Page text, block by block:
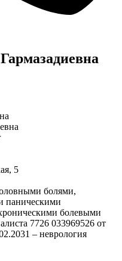
5
болями,
паническими
болевыми
7726 033969526 от
– неврология